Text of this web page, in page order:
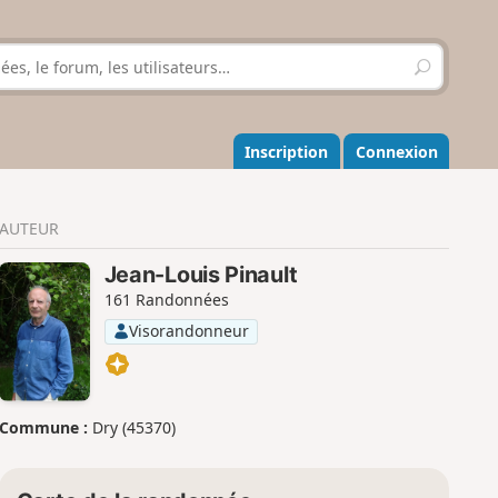
R
e
h
e
r
r
Inscription Connexion
AUTEUR
Jean-Louis Pinault
161 Randonnées
Visorandonneur
Commune : Dry (45370)